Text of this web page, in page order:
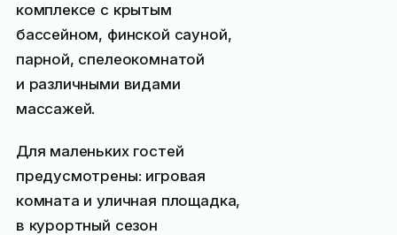
комплексе с крытым
бассейном, финской сауной,
парной, спелеокомнатой
и различными видами
массажей.
Для маленьких гостей
предусмотрены: игровая
комната и уличная площадка,
в курортный сезон